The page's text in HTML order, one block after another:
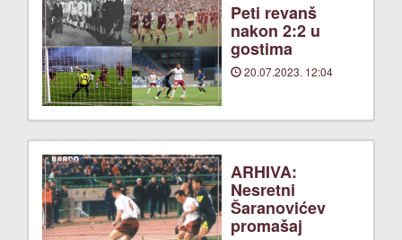
Peti revanš
nakon 2:2 u
gostima
20.07.2023. 12:04
ARHIVA:
Nesretni
Šaranovićev
promašaj